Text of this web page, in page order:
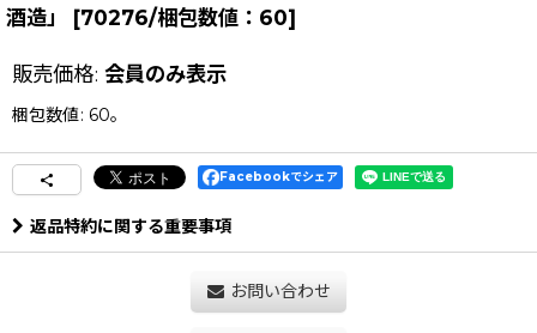
酒造」
[70276/梱包数値：60]
販売価格: 会員のみ表示
梱包数値: 60。
Facebookでシェア
返品特約に関する重要事項
お問い合わせ